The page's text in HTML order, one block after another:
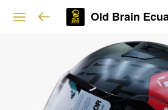
Old Brain